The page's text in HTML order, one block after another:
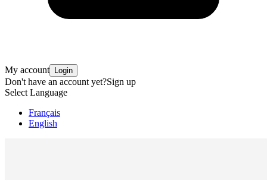
My account Login
Don't have an account yet?Sign up
Select Language
Français
English